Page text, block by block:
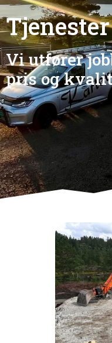
Tjenester
Vi utfører
pris og